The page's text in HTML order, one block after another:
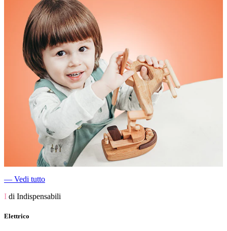
― Vedi tutto
I di Indispensabili
Elettrico